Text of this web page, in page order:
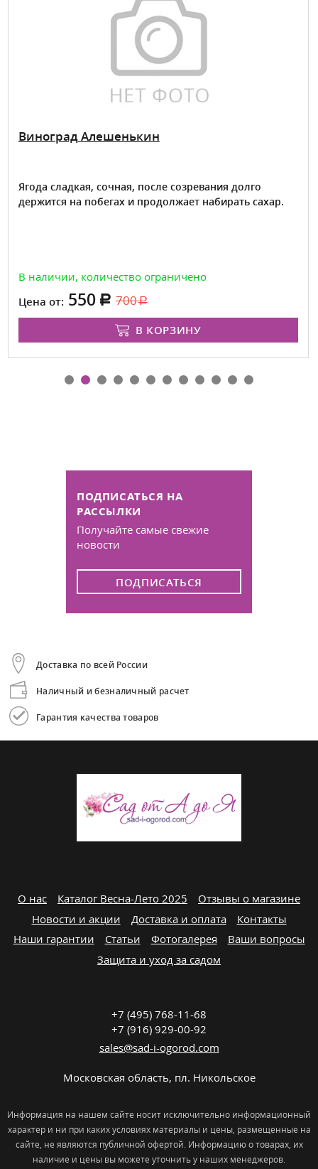
Виноград Алешенькин
Ягода сладкая, сочная, после созревания долго
держится на побегах и продолжает набирать сахар.
В наличии, количество ограничено
Цена от: 550 700
В КОРЗИНУ
ПОДПИСАТЬСЯ НА
РАССЫЛКИ
Получайте самые свежие
новости
ПОДПИСАТЬСЯ
Доставка по всей России
Наличный и безналичный расчет
Гарантия качества товаров
О нас Каталог Весна-Лето 2025
Отзывы о магазине
Новости и акции
Доставка и оплата
Контакты
Наши гарантии
Статьи Фотогалерея
Ваши вопросы
Защита и уход за садом
+7 (495) 768-11-68
+7 (916) 929-00-92
sales@sad-i-ogorod.com
Московская область, пл. Никольcкое
Информация на нашем сайте носит исключительно информационный
характер и ни при каких условиях материалы и цены, размещенные на
сайте, не являются публичной офертой. Информацию о товарах, их
наличие и цены вы можете уточнить у наших менеджеров.